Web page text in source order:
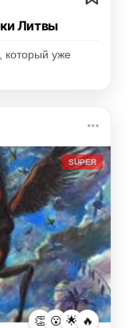
Литвы
который уже
SUPER
👏 😮 🌟 🔥